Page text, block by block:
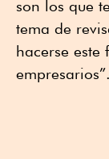
son los que
tema de
hacerse este
empresarios”.